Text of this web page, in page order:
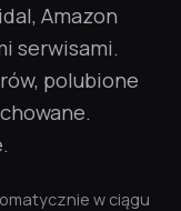
Amazon
serwisami.
polubione
w ciągu